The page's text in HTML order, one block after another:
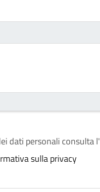
dati personali consulta l'
sulla privacy